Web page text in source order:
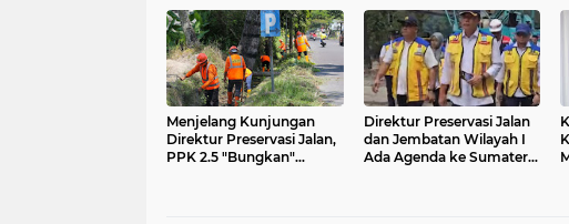
Menjelang Kunjungan
Direktur Preservasi Jalan,
PPK 2.5 "Bungkan"
Direktur Preservasi Jalan
dan Jembatan Wilayah I
Ada Agenda ke Sumatera